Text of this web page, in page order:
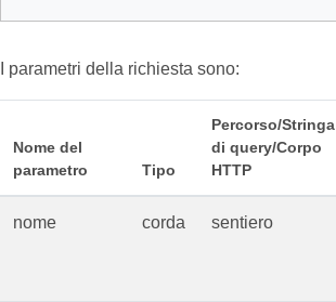
I parametri della richiesta sono:
Nome del
parametro
Tipo
Percorso/Stringa
di query/Corpo
HTTP
nome corda sentiero